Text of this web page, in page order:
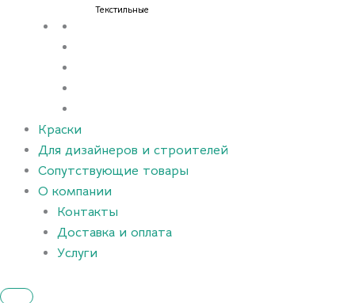
Текстильные
Краски
Для дизайнеров и строителей
Сопутствующие товары
О компании
Контакты
Доставка и оплата
Услуги